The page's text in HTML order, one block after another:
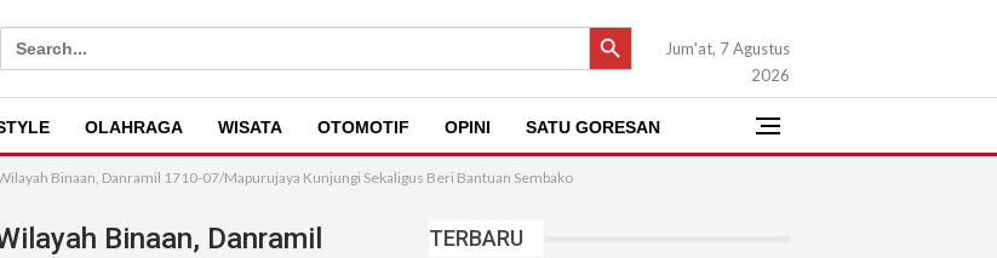
Search
for:
SEARCH BUTTON
Jum'at, 7 Agustus
2026
OLAHRAGA WISATA OTOMOTIF OPINI SATU GORESAN
Binaan, Danramil 1710-07/Mapurujaya Kunjungi Sekaligus Beri Bantuan Sembako
Binaan, Danramil
TERBARU